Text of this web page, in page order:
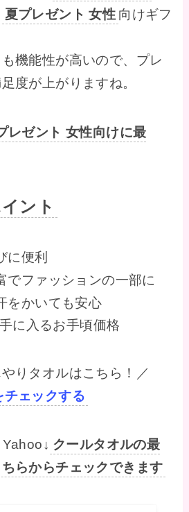
夏プレゼント 女性 向けギフ
機能性が高いので、プレ
度が上がりますね。
レゼント 女性向けに最
ント
に便利
でファッションの一部に
をかいても安心
に入るお手頃価格
りタオルはこちら！／
ェックする
クールタオルの最
らからチェックできます